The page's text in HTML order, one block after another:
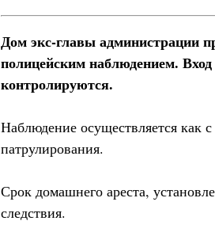
Дом экс-главы администрации
полицейским наблюдением.
контролируются.
Наблюдение осуществляется как
патрулирования.
Срок домашнего ареста,
следствия.